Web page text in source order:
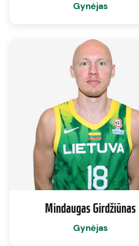
Gynėjas
Mindaugas Girdžiūnas
Gynėjas